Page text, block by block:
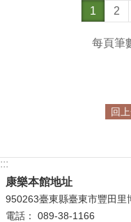
1 2
每頁筆
回
:::
康樂本館地址
950263臺東縣臺東市豐田里
電話： 089-38-1166